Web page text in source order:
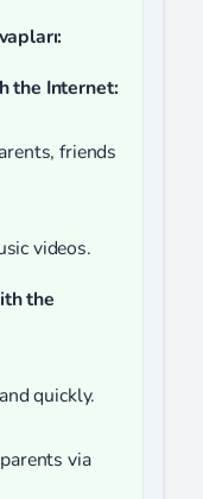
the Internet:
friends
videos.
the
quickly.
via